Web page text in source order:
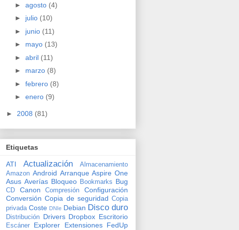
► agosto (4)
► julio (10)
► junio (11)
► mayo (13)
► abril (11)
► marzo (8)
► febrero (8)
► enero (9)
► 2008 (81)
Etiquetas
ATI Actualización
Almacenamiento
Amazon Android Arranque Aspire One
Asus Averías Bloqueo Bookmarks Bug
CD Canon Compresión
Configuración
Conversión Copia de seguridad Copia
privada Coste DNIe Debian Disco duro
Distribución Drivers Dropbox Escritorio
Escáner Explorer Extensiones FedUp